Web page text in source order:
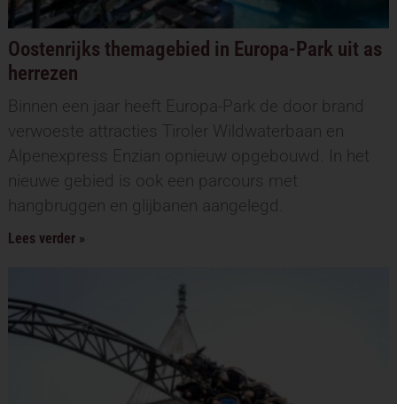
Oostenrijks themagebied in Europa-Park uit as
herrezen
Binnen een jaar heeft Europa-Park de door brand
verwoeste attracties Tiroler Wildwaterbaan en
Alpenexpress Enzian opnieuw opgebouwd. In het
nieuwe gebied is ook een parcours met
hangbruggen en glijbanen aangelegd.
Lees verder »